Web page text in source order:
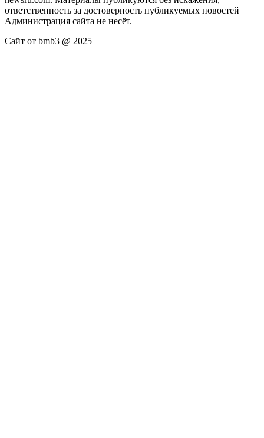
ответственность за достоверность публикуемых новостей
Администрация сайта не несёт.
Сайт от bmb3 @ 2025